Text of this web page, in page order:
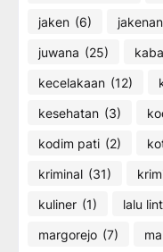
jaken (6) jakenan
juwana (25)
kecelakaan (12)
kesehatan (3)
kodim pati (2)
kriminal (31)
kuliner (1) lalu
margorejo (7)